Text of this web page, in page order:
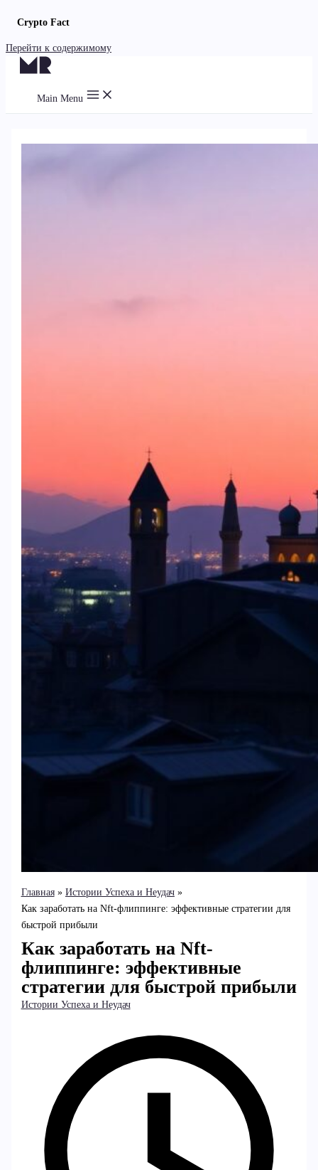
Crypto Fact
Перейти к содержимому
Main Menu
Главная
Истории Успеха и Неудач
Как заработать на Nft-флиппинге: эффективные стратегии для
быстрой прибыли
Как заработать на Nft-
флиппинге: эффективные
стратегии для быстрой прибыли
Истории Успеха и Неудач